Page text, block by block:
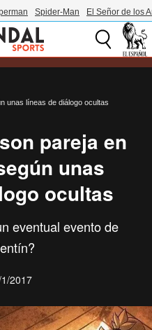
Spider-Man El Señor de los
unas líneas de diálogo ocultas
pareja en
unas
ocultas
eventual evento de
2017